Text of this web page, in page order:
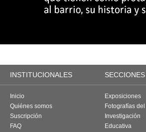
INSTITUCIONALES SECCIONES
Inicio
Quiénes somos
Suscripción
FAQ
Exposiciones
Fotografías
Investigación
Educativa